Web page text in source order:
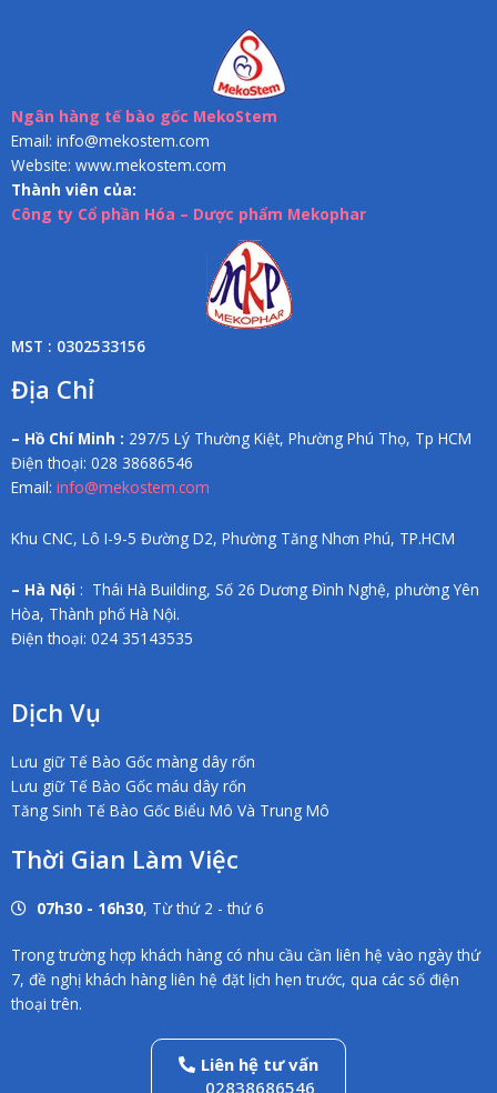
Ngân hàng tế bào gốc MekoStem
Email: info@mekostem.com
Website: www.mekostem.com
Thành viên của:
Công ty Cổ phần Hóa – Dược phẩm Mekophar
MST : 0302533156
Địa Chỉ
– Hồ Chí Minh : 297/5 Lý Thường Kiệt, Phường Phú Thọ, Tp HCM
Điện thoại: 028 38686546
Email: info@mekostem.com
Khu CNC, Lô I-9-5 Đường D2, Phường Tăng Nhơn Phú, TP.HCM
– Hà Nội : Thái Hà Building, Số 26 Dương Đình Nghệ, phường Yên
Hòa, Thành phố Hà Nội.
Điện thoại: 024 35143535
Dịch Vụ
Lưu giữ Tế Bào Gốc màng dây rốn
Lưu giữ Tế Bào Gốc máu dây rốn
Tăng Sinh Tế Bào Gốc Biểu Mô Và Trung Mô
Thời Gian Làm Việc
07h30 - 16h30, Từ thứ 2 - thứ 6
Trong trường hợp khách hàng có nhu cầu cần liên hệ vào ngày thứ
7, đề nghị khách hàng liên hệ đặt lịch hẹn trước, qua các số điện
thoại trên.
Liên hệ tư vấn
02838686546